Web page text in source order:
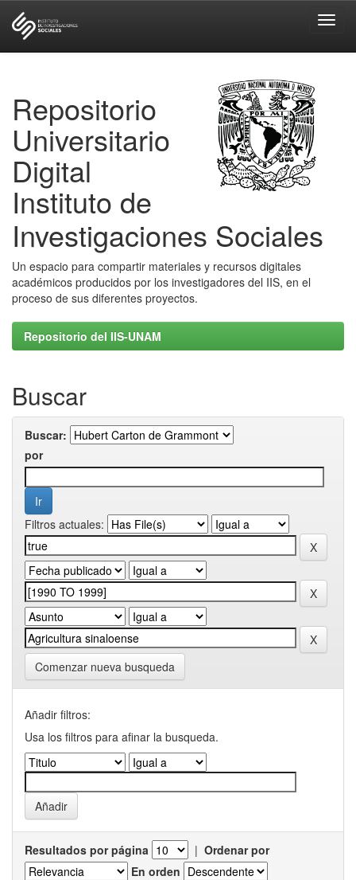
Repositorio
Universitario
Digital
Instituto de
Investigaciones Sociales
Un espacio para compartir materiales y recursos digitales
académicos producidos por los investigadores del IIS, en el
proceso de sus diferentes proyectos.
Repositorio del IIS-UNAM
Buscar
Buscar:
por
Filtros actuales:
Comenzar nueva busqueda
Añadir filtros:
Usa los filtros para afinar la busqueda.
Resultados por página | Ordenar por
En orden